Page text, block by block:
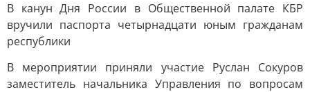
В канун Дня России в Общественной палате КБР
вручили паспорта четырнадцати юным гражданам
республики
В мероприятии приняли участие Руслан Сокуров
заместитель начальника Управления по вопросам